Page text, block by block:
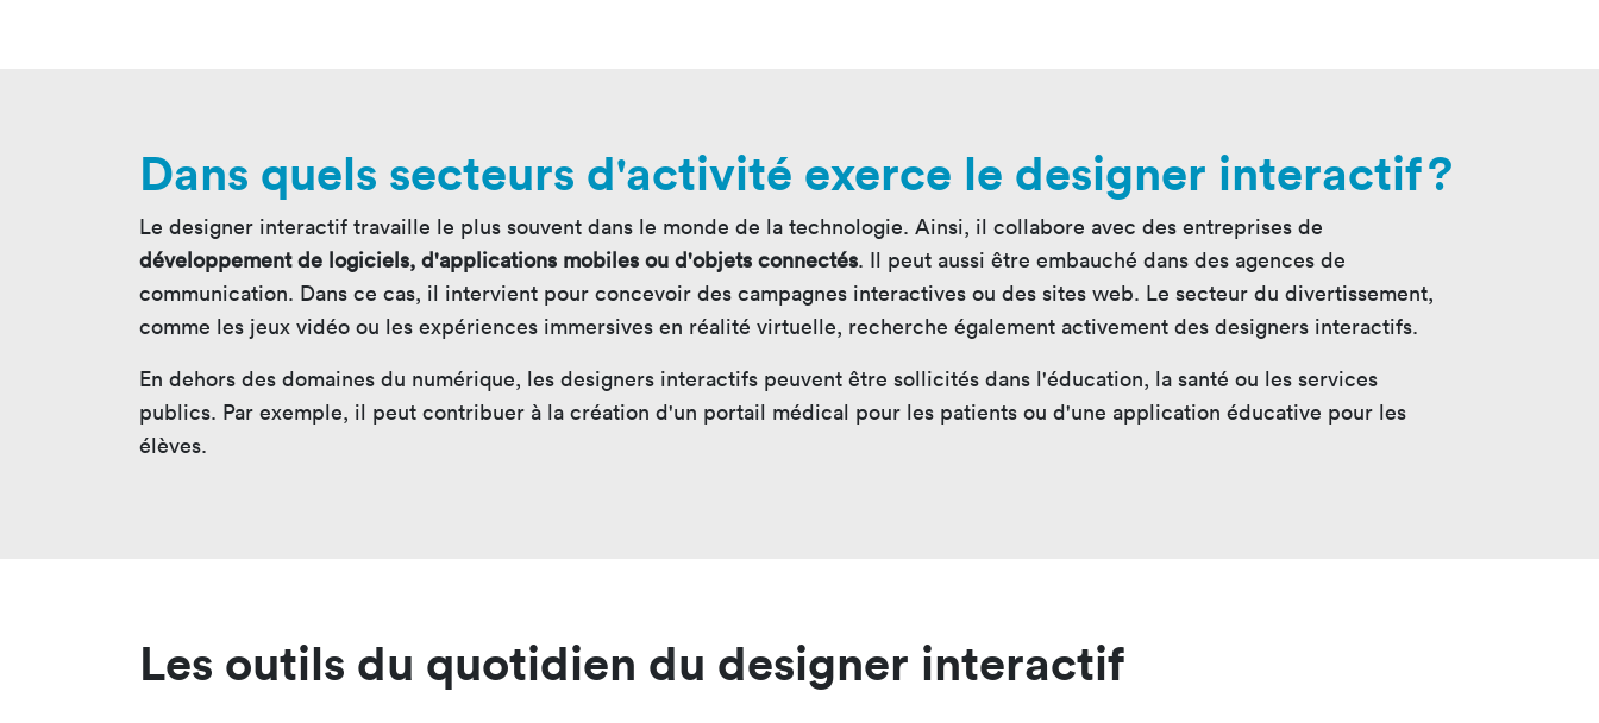
Dans quels secteurs d'activité exerce le designer interactif ?
Le designer interactif travaille le plus souvent dans le monde de la technologie. Ainsi, il collabore avec des entreprises de
développement de logiciels, d'applications mobiles ou d'objets connectés. Il peut aussi être embauché dans des agences de
communication. Dans ce cas, il intervient pour concevoir des campagnes interactives ou des sites web. Le secteur du divertissement,
comme les jeux vidéo ou les expériences immersives en réalité virtuelle, recherche également activement des designers interactifs.
En dehors des domaines du numérique, les designers interactifs peuvent être sollicités dans l'éducation, la santé ou les services
publics. Par exemple, il peut contribuer à la création d'un portail médical pour les patients ou d'une application éducative pour les
élèves.
Les outils du quotidien du designer interactif